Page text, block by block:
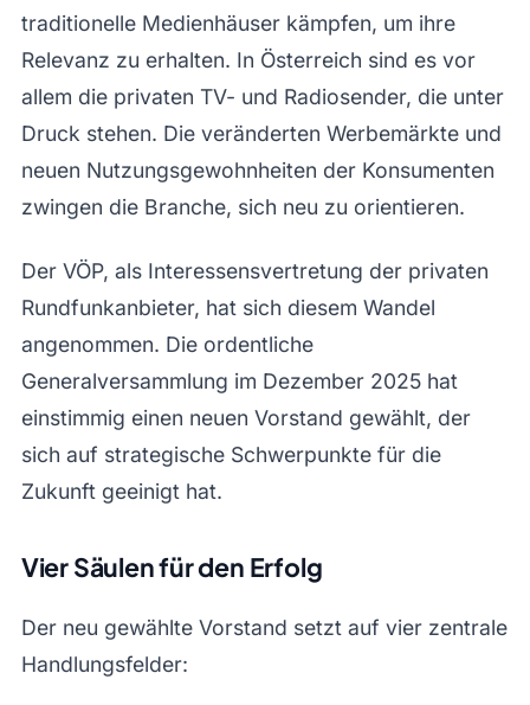
traditionelle Medienhäuser kämpfen, um ihre
Relevanz zu erhalten. In Österreich sind es vor
allem die privaten TV- und Radiosender, die unter
Druck stehen. Die veränderten Werbemärkte und
neuen Nutzungsgewohnheiten der Konsumenten
zwingen die Branche, sich neu zu orientieren.
Der VÖP, als Interessensvertretung der privaten
Rundfunkanbieter, hat sich diesem Wandel
angenommen. Die ordentliche
Generalversammlung im Dezember 2025 hat
einstimmig einen neuen Vorstand gewählt, der
sich auf strategische Schwerpunkte für die
Zukunft geeinigt hat.
Vier Säulen für den Erfolg
Der neu gewählte Vorstand setzt auf vier zentrale
Handlungsfelder: